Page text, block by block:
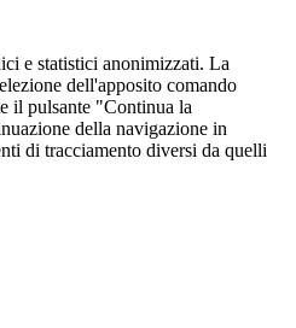
e statistici anonimizzati. La
dell'apposito comando
il pulsante "Continua la
della navigazione in
di tracciamento diversi da quelli